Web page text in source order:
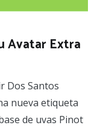
Avatar Extra
Dos Santos
nueva etiqueta
de uvas Pinot